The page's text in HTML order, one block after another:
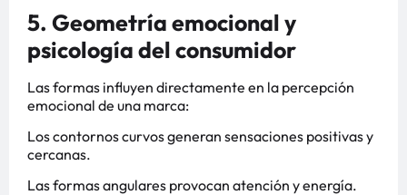
5. Geometría emocional y
psicología del consumidor
Las formas influyen directamente en la percepción
emocional de una marca:
Los contornos curvos generan sensaciones positivas y
cercanas.
Las formas angulares provocan atención y energía.